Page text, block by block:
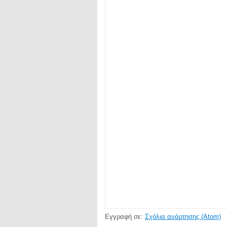
Εγγραφή σε: Σχόλια ανάρτησης (Atom)